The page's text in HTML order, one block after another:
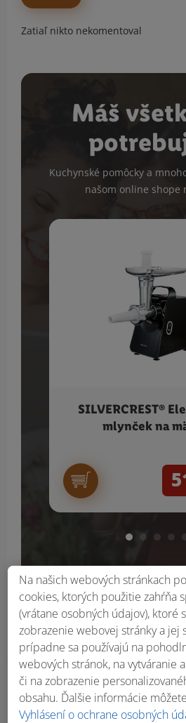
Zatiaľ nikto nekomentoval
Máš
Kuchynské pomôcky a
našom online shope
SILVERCREST®
mlynček na
Obsah bočného panela
Na našich webových stránkach
cookies, ktorých použitie zahŕňa
(vrátane osobných údajov), ktoré
zobrazenie webovej stránky a jej
prípadne sa používajú na
webových stránok, na vytváranie
či na zobrazenie
obsahu. Ďalšie informácie
Vyhlásení o ochrane osobných